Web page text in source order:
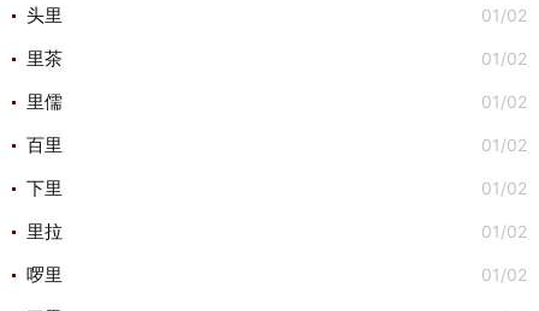
01/02
头里
01/02
里茶
01/02
里儒
01/02
百里
01/02
下里
01/02
里拉
01/02
啰里